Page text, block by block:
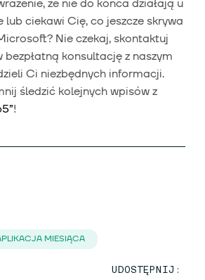
że nie do końca działają u
ciekawi Cię, co jeszcze skrywa
Nie czekaj, skontaktuj
bezpłatną konsultację z naszym
Ci niezbędnych informacji.
śledzić kolejnych wpisów z
!
MIESIĄCA
UDOSTĘPNIJ: